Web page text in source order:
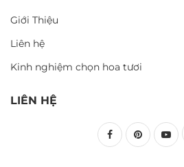
Giới Thiệu
Liên hệ
Kinh nghiệm chọn hoa tươi
LIÊN HỆ